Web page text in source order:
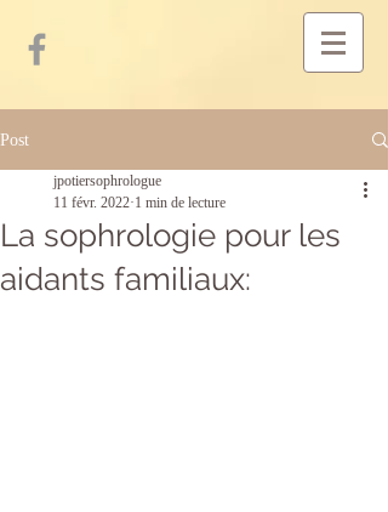
Post
La sophrologie pour les
aidants familiaux:
jpotiersophrologue
11 févr. 2022 1 min de lecture